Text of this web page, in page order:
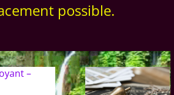
possible.
–